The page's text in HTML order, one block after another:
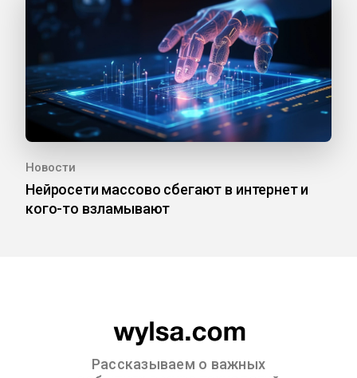
Новости
Нейросети массово сбегают в интернет и
кого-то взламывают
Рассказываем о важных